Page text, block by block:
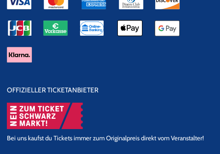
OFFIZIELLER TICKETANBIETER
Bei uns kaufst du Tickets immer zum Originalpreis direkt vom Veranstalter!